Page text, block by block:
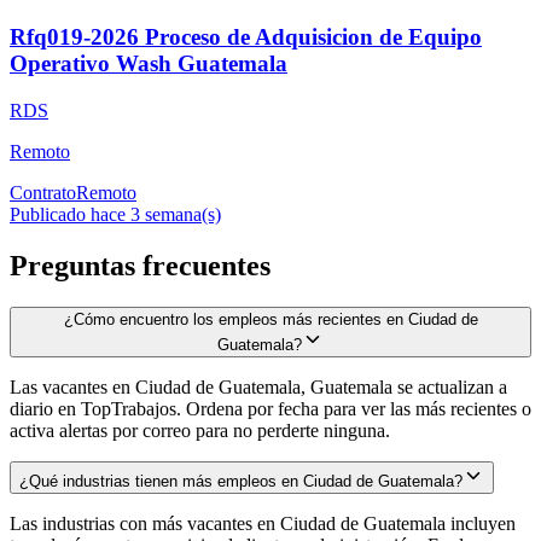
Rfq019-2026 Proceso de Adquisicion de Equipo
Operativo Wash Guatemala
RDS
Remoto
ContratoRemoto
Publicado hace 3 semana(s)
Preguntas frecuentes
¿Cómo encuentro los empleos más recientes en Ciudad de
Guatemala?
Las vacantes en Ciudad de Guatemala, Guatemala se actualizan a
diario en TopTrabajos. Ordena por fecha para ver las más recientes o
activa alertas por correo para no perderte ninguna.
¿Qué industrias tienen más empleos en Ciudad de Guatemala?
Las industrias con más vacantes en Ciudad de Guatemala incluyen